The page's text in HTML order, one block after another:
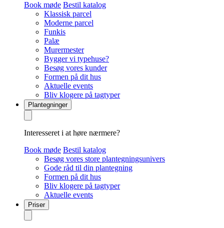
Book møde Bestil katalog
Klassisk parcel
Moderne parcel
Funkis
Palæ
Murermester
Bygger vi typehuse?
Besøg vores kunder
Formen på dit hus
Aktuelle events
Bliv klogere på tagtyper
Plantegninger
Interesseret i at høre nærmere?
Book møde Bestil katalog
Besøg vores store plantegningsunivers
Gode råd til din plantegning
Formen på dit hus
Bliv klogere på tagtyper
Aktuelle events
Priser